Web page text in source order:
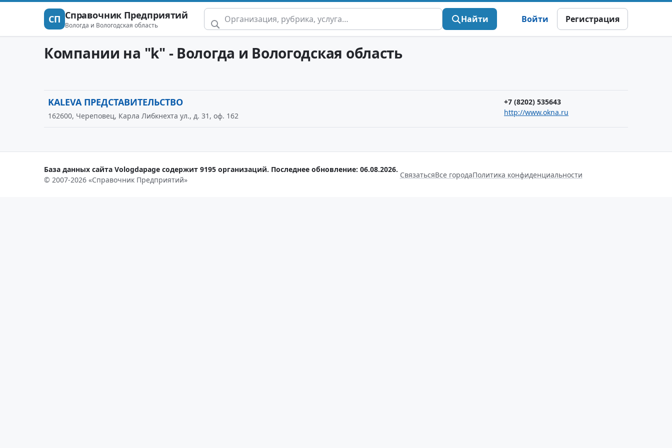
СП Справочник Предприятий
Вологда и Вологодская область
Найти Войти Регистрация
Компании на "k" - Вологда и Вологодская область
KALEVA ПРЕДСТАВИТЕЛЬСТВО
+7 (8202) 535643
http://www.okna.ru
162600, Череповец, Карла Либкнехта ул., д. 31, оф. 162
База данных сайта Vologdapage содержит 9195 организаций. Последнее обновление: 06.08.2026.
© 2007-2026 «Справочник Предприятий»
СвязатьсяВсе городаПолитика конфиденциальности